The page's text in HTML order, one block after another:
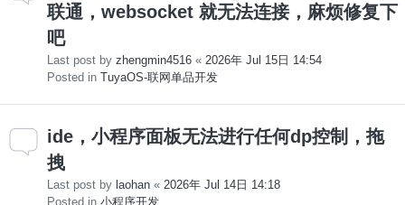
联通，websocket 就无法连接，麻烦修复下
吧
Last post by zhengmin4516 « 2026年 Jul 15日 14:54
Posted in TuyaOS-联网单品开发
ide，小程序面板无法进行任何dp控制，拖
拽
Last post by laohan « 2026年 Jul 14日 14:18
Posted in 小程序开发